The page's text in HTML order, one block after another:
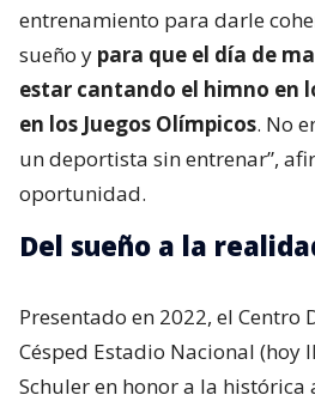
entrenamiento para darle
sueño y para que el día de
estar cantando el himno en
en los Juegos Olímpicos. No
un deportista sin entrenar”,
oportunidad.
Del sueño a la
Presentado en 2022, el Centro
Césped Estadio Nacional (hoy
Schuler en honor a la